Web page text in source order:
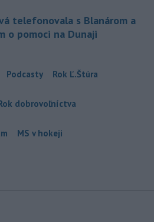
telefonovala s Blanárom a
o pomoci na Dunaji
Podcasty Rok Ľ.Štúra
dobrovoľníctva
MS v hokeji